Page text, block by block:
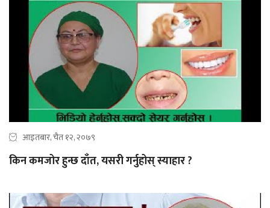
आइतबार, चैत १२, २०७९
किन कमजोर हुन्छ दाँत, यसरी गर्नुहोस् स्याहार ?